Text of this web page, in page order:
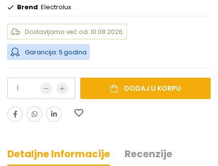
Brend: Electrolux
Dostavljamo već od: 10.08.2026.
Garancija: 5 godina
DODAJ U KORPU
Detaljne Informacije
Recenzije